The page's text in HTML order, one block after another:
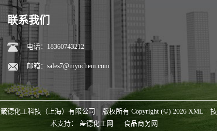
联系我们
电话：18360743212
邮箱： sales7@myuchem.com
箴德化工科技（上海）有限公司 版权所有 Copyright (©) 2026 XML
技
术支持： 盖德化工网 食品商务网